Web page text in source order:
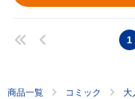
1
商品一覧 コミック 大